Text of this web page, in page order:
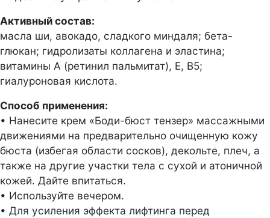
Активный состав:
масла ши, авокадо, сладкого миндаля; бета-
глюкан; гидролизаты коллагена и эластина;
витамины А (ретинил пальмитат), Е, В5;
гиалуроновая кислота.
Способ применения:
• Нанесите крем «Боди-бюст тензер» массажными
движениями на предварительно очищенную кожу
бюста (избегая области сосков), декольте, плеч, а
также на другие участки тела с сухой и атоничной
кожей. Дайте впитаться.
• Используйте вечером.
• Для усиления эффекта лифтинга перед